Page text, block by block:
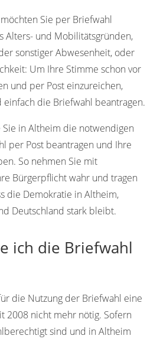
Sie per Briefwahl
Alters- und Mobilitätsgründen,
sonstiger Abwesenheit, oder
Um Ihre Stimme schon vor
und per Post einzureichen,
einfach die Briefwahl beantragen.
in Altheim die notwendigen
per Post beantragen und Ihre
So nehmen Sie mit
Bürgerpflicht wahr und tragen
die Demokratie in Altheim,
Deutschland stark bleibt.
ich die Briefwahl
die Nutzung der Briefwahl eine
2008 nicht mehr nötig. Sofern
sind und in Altheim